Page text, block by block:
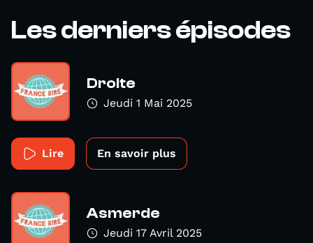
Les derniers épisodes
Droite
Jeudi 1 Mai 2025
Lire En savoir plus
Asmerde
Jeudi 17 Avril 2025